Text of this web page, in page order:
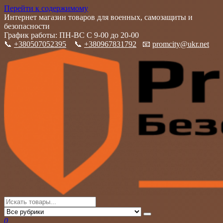
Перейти к содержимому
Интернет магазин товаров для военных, самозащиты и
безопасности
График работы: ПН-ВС С 9-00 до 20-00
📞 +380507052395 📞 +380967831792 📧 promcity@ukr.net
PromCity
Интернет магазин товаров для военных, самозащиты и
безопасности
0